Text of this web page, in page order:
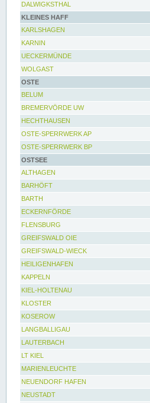
DALWIGKSTHAL
KLEINES HAFF
KARLSHAGEN
KARNIN
UECKERMÜNDE
WOLGAST
OSTE
BELUM
BREMERVÖRDE UW
HECHTHAUSEN
OSTE-SPERRWERK AP
OSTE-SPERRWERK BP
OSTSEE
ALTHAGEN
BARHÖFT
BARTH
ECKERNFÖRDE
FLENSBURG
GREIFSWALD OIE
GREIFSWALD-WIECK
HEILIGENHAFEN
KAPPELN
KIEL-HOLTENAU
KLOSTER
KOSEROW
LANGBALLIGAU
LAUTERBACH
LT KIEL
MARIENLEUCHTE
NEUENDORF HAFEN
NEUSTADT